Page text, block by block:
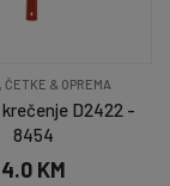
ČETKE & OPREMA
krečenje D2422 -
8454
4.0 KM